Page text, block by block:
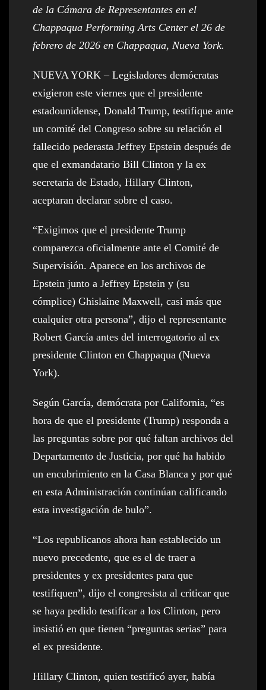
de la Cámara de Representantes en el
Chappaqua Performing Arts Center el 26 de
febrero de 2026 en Chappaqua, Nueva York.
NUEVA YORK – Legisladores demócratas
exigieron este viernes que el presidente
estadounidense, Donald Trump, testifique ante
un comité del Congreso sobre su relación el
fallecido pederasta Jeffrey Epstein después de
que el exmandatario Bill Clinton y la ex
secretaria de Estado, Hillary Clinton,
aceptaran declarar sobre el caso.
“Exigimos que el presidente Trump
comparezca oficialmente ante el Comité de
Supervisión. Aparece en los archivos de
Epstein junto a Jeffrey Epstein y (su
cómplice) Ghislaine Maxwell, casi más que
cualquier otra persona”, dijo el representante
Robert García antes del interrogatorio al ex
presidente Clinton en Chappaqua (Nueva
York).
Según García, demócrata por California, “es
hora de que el presidente (Trump) responda a
las preguntas sobre por qué faltan archivos del
Departamento de Justicia, por qué ha habido
un encubrimiento en la Casa Blanca y por qué
en esta Administración continúan calificando
esta investigación de bulo”.
“Los republicanos ahora han establecido un
nuevo precedente, que es el de traer a
presidentes y ex presidentes para que
testifiquen”, dijo el congresista al criticar que
se haya pedido testificar a los Clinton, pero
insistió en que tienen “preguntas serias” para
el ex presidente.
Hillary Clinton, quien testificó ayer, había